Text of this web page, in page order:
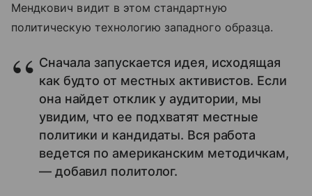
Мендкович видит в этом стандартную
политическую технологию западного образца.
Сначала запускается идея, исходящая
как будто от местных активистов. Если
она найдет отклик у аудитории, мы
увидим, что ее подхватят местные
политики и кандидаты. Вся работа
ведется по американским методичкам,
— добавил политолог.